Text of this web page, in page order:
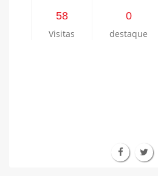
58
Visitas
0
destaque